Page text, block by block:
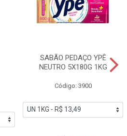
SABÃO PEDAÇO YPÊ
NEUTRO 5X180G 1KG
Código: 3900